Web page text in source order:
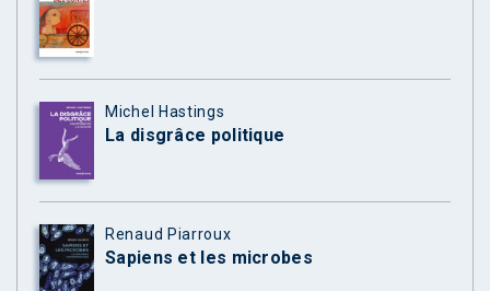
Michel Hastings
La disgrâce politique
Renaud Piarroux
Sapiens et les microbes